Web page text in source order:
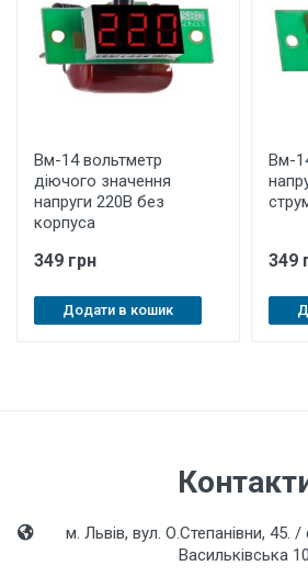
Вм-14 вольтметр
діючого значення
напруги 220В без
корпуса
349 грн
Додати в кошик
Вм-
349
м. Львів, вул. О.Степанівни, 45. /
Васильківська